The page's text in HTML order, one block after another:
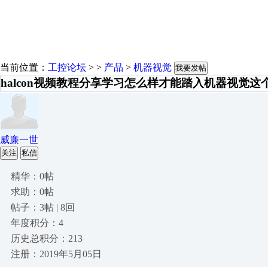
当前位置： 工控论坛 > > 产品 > 机器视觉 我要发帖
halcon视频教程分享学习怎么样才能踏入机器视觉这
威廉一世
关注 私信
精华：0帖
求助：0帖
帖子：3帖 | 8回
年度积分：4
历史总积分：213
注册：2019年5月05日